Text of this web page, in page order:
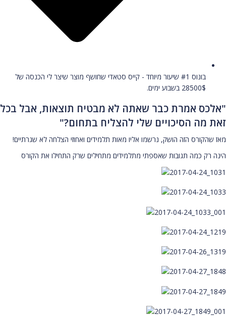
בונוס #1 שיעור מיוחד - קייס סטאדי שחושף מוצר שיצר לי הכנסה של
28500$ בשבוע ימים.
"אלכס אמרת כבר שאתה לא מבטיח תוצאות, אבל בכל
זאת מה הסיכויים שלי להצליח בתחום?"
מאז שהקורס הזה הושק, נרשמו אליו מאות תלמידים ואחוזי הצלחה לא שגרתיים!
הינה רק כמה תגובות שאספתי מתלמידים מתחילים שרק התחילו את הקורס